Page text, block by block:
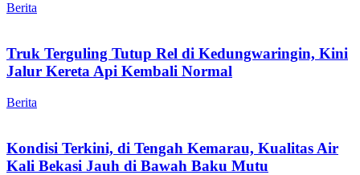
Berita
Truk Terguling Tutup Rel di Kedungwaringin, Kini
Jalur Kereta Api Kembali Normal
Berita
Kondisi Terkini, di Tengah Kemarau, Kualitas Air
Kali Bekasi Jauh di Bawah Baku Mutu